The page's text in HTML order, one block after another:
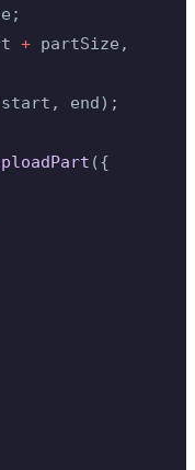
+ partSize,
end);
({